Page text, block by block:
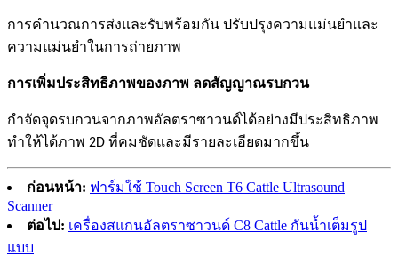
การคำนวณการส่งและรับพร้อมกัน ปรับปรุงความแม่นยำและ
ความแม่นยำในการถ่ายภาพ
การเพิ่มประสิทธิภาพของภาพ ลดสัญญาณรบกวน
กำจัดจุดรบกวนจากภาพอัลตราซาวนด์ได้อย่างมีประสิทธิภาพ
ทำให้ได้ภาพ 2D ที่คมชัดและมีรายละเอียดมากขึ้น
ก่อนหน้า: ฟาร์มใช้ Touch Screen T6 Cattle Ultrasound
Scanner
ต่อไป: เครื่องสแกนอัลตราซาวนด์ C8 Cattle กันน้ำเต็มรูป
แบบ